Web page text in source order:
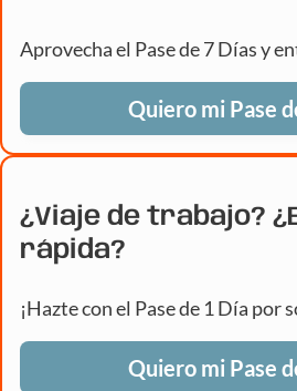
Aprovecha el Pase de 7 Días y
Quiero mi Pase
¿Viaje de trabajo?
rápida?
¡Hazte con el Pase de 1 Día por
Quiero mi Pase